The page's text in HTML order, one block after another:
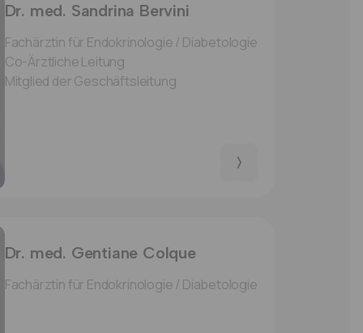
Dr. med. Sandrina Bervini
Fachärztin für Endokrinologie / Diabetologie
Co-Ärztliche Leitung
Mitglied der Geschäftsleitung
Dr. med. Gentiane Colque
Fachärztin für Endokrinologie / Diabetologie